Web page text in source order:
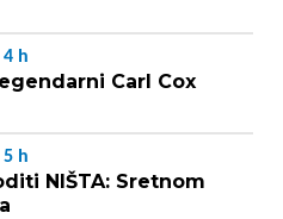
4 h
Carl Cox
5 h
NIŠTA: Sretnom